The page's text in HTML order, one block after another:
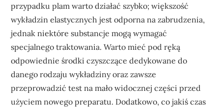
przypadku plam warto działać szybko; większość
wykładzin elastycznych jest odporna na zabrudzenia,
jednak niektóre substancje mogą wymagać
specjalnego traktowania. Warto mieć pod ręką
odpowiednie środki czyszczące dedykowane do
danego rodzaju wykładziny oraz zawsze
przeprowadzić test na mało widocznej części przed
użyciem nowego preparatu. Dodatkowo, co jakiś czas